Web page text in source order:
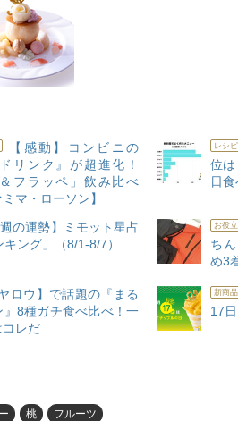
【感動】コンビニの
リンク』が超進化！
フラッペ」飲み比べ
マ・ローソン】
レシピ
位
日
週の運勢】ミモット星占
ング」（8/1-8/7）
お役
ち
め3
ロウ】で話題の『まる
』8種ガチ食べ比べ！一
レだ
新商品
17
桃 フルーツ